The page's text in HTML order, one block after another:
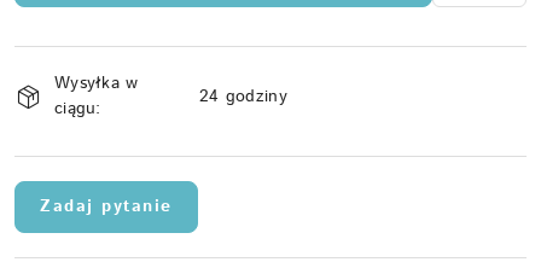
i
dostawa
Wysyłka w
ciągu:
24 godziny
Zadaj pytanie